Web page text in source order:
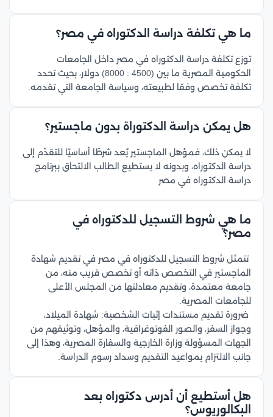
ما هي تكلفة دراسة الدكتوراه في مصر؟
توزع تكلفة دراسة الدكتوراه في مصر داخل الجامعات
الحكومية المصرية ما بين (4500 : 8000) دولار، بحيث تحدد
تكلفة تخصص وفقا لطبيعته، وسياسة الجامعة التي تقدمه.
هل يمكن دراسة الدكتوراة بدون ماجستير؟
لا يمكن ذلك، فمؤهل الماجستير يُعد شرطًا أساسيًا للتقدّم إلى
دراسة الدكتوراه، وبدونه لا يستطيع الطالب الالتحاق ببرنامج
دراسة الدكتوراه في مصر
ما هي شروط التسجيل للدكتوراه في
مصر؟
تتمثل شروط التسجيل للدكتوراه في مصر في تقديم شهادة
الماجستير في التخصص ذاته أو تخصص قريب منه، من
جامعة معتمدة، وتقديم معادلتها من المجلس الأعلى
للجامعات المصرية.
ضرورة تقديم مستندات إثبات الشخصية: شهادة الميلاد،
وجواز السفر، والصور الفوتوغرافية، والمؤهل، وتوثيقهم من
الجهات المسؤولة وزارة الخارجية والسفارة المصرية، وهذا إلى
جانب الالتزام بمواعيد التقديم وسداد رسوم الدراسة.
هل أستطيع أن أدرس دكتوراه بعد
البكالوريوس؟